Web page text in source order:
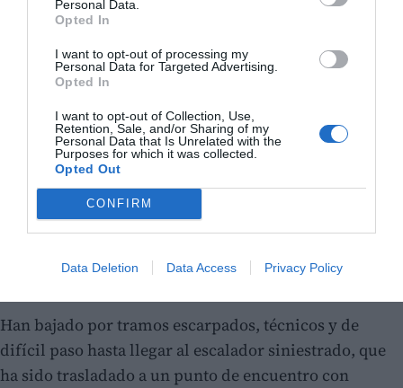
Personal Data.
Opted In
I want to opt-out of processing my
Personal Data for Targeted Advertising.
Opted In
I want to opt-out of Collection, Use,
Retention, Sale, and/or Sharing of my
Personal Data that Is Unrelated with the
Purposes for which it was collected.
Opted Out
CONFIRM
Data Deletion Data Access Privacy Policy
Según el Consorcio Provincial de Bomberos de la
Diputación de Alicante, la hora de aviso del accidente
ha sido a las 12.55 horas y los efectivos del parque de
Orihuela han acudido al lugar mediante un descenso
con la camilla de rescate de montaña.
Han bajado por tramos escarpados, técnicos y de
difícil paso hasta llegar al escalador siniestrado, que
ha sido trasladado a un punto de encuentro con